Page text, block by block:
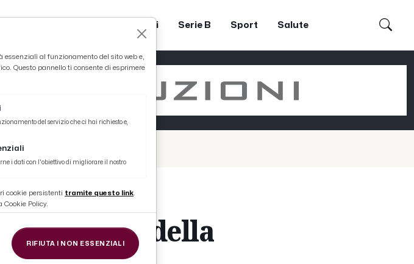
Coppa Teodori Serie B Sport Salute
le riprese della
al funzionamento del sito web e,
Questo pannello ti consente di esprimere
del servizio che ci hai richiesto e,
i dati con l'obiettivo di migliorare il nostro
cookie persistenti tramite questo link.
Policy.
RIFIUTA I NON ESSENZIALI